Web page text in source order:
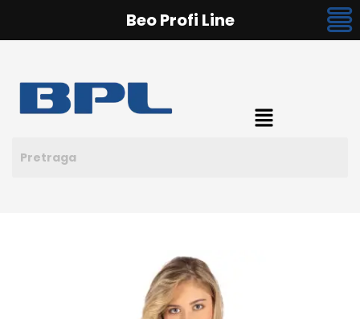
Beo Profi Line